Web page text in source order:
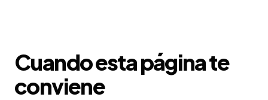
Cuando esta página te
conviene